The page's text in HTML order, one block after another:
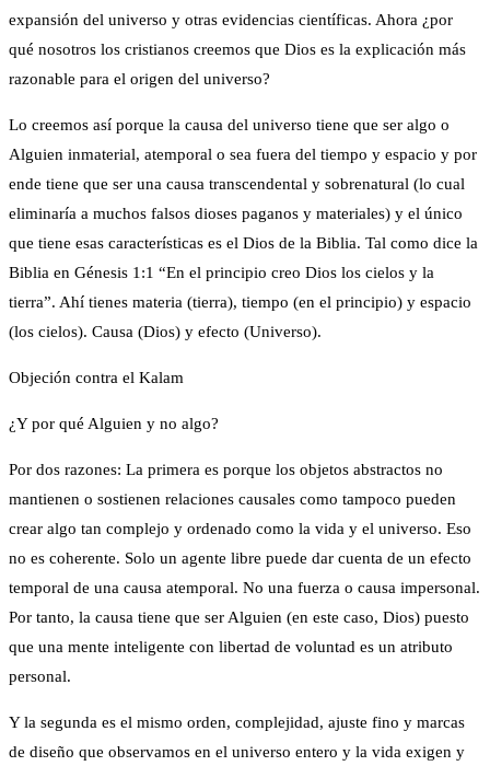
expansión del universo y otras evidencias científicas. Ahora ¿por
qué nosotros los cristianos creemos que Dios es la explicación más
razonable para el origen del universo?
Lo creemos así porque la causa del universo tiene que ser algo o
Alguien inmaterial, atemporal o sea fuera del tiempo y espacio y por
ende tiene que ser una causa transcendental y sobrenatural (lo cual
eliminaría a muchos falsos dioses paganos y materiales) y el único
que tiene esas características es el Dios de la Biblia. Tal como dice la
Biblia en Génesis 1:1 “En el principio creo Dios los cielos y la
tierra”. Ahí tienes materia (tierra), tiempo (en el principio) y espacio
(los cielos). Causa (Dios) y efecto (Universo).
Objeción contra el Kalam
¿Y por qué Alguien y no algo?
Por dos razones: La primera es porque los objetos abstractos no
mantienen o sostienen relaciones causales como tampoco pueden
crear algo tan complejo y ordenado como la vida y el universo. Eso
no es coherente. Solo un agente libre puede dar cuenta de un efecto
temporal de una causa atemporal. No una fuerza o causa impersonal.
Por tanto, la causa tiene que ser Alguien (en este caso, Dios) puesto
que una mente inteligente con libertad de voluntad es un atributo
personal.
Y la segunda es el mismo orden, complejidad, ajuste fino y marcas
de diseño que observamos en el universo entero y la vida exigen y